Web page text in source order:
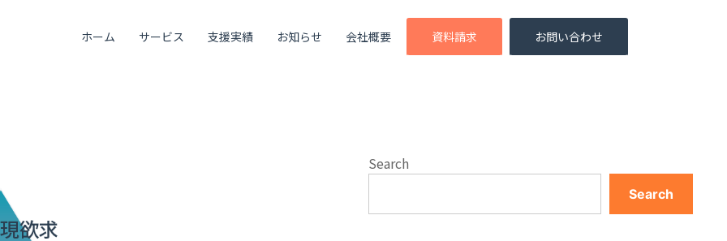
ホーム サービス 支援実績 お知らせ 会社概要 資料請求 お問い合わせ
Search
Search